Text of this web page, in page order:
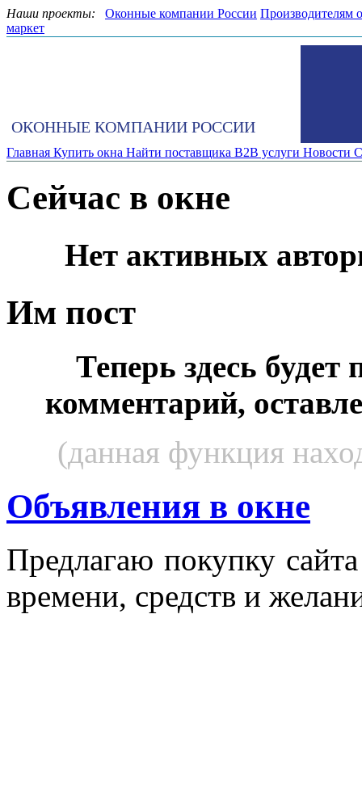
Наши проекты: Оконные компании России Производителям
маркет
ОКОННЫЕ КОМПАНИИ РОССИИ
Главная Купить окна Найти поставщика B2B услуги Новости
Сейчас в окне
Нет активных
Им пост
Теперь здесь будет
комментарий,
(данная функция
Объявления в окне
Пред­ла­гаю по­куп­ку
вре­мени, средств и